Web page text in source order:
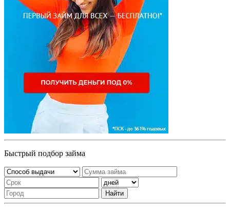
Быстрый подбор займа
Найти